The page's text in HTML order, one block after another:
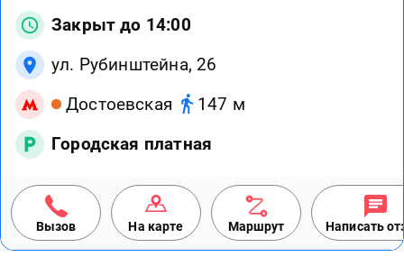
Закрыт до 14:00
ул. Рубинштейна, 26
Достоевская
147 м
Городская платная
Вызов На карте Маршрут Написать